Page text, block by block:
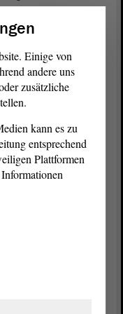
Richtung vor,
schreibt nicht
niemanden,
Es schafft
ist wichtig.
und Bürger
Weg sie gehen
Haltung der
aus als in der
als
Diese
Einige von
andere uns
zusätzliche
kann es zu
entsprechend
Plattformen